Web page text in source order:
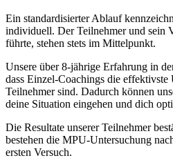
Ein standardisierter Ablauf
individuell. Der Teilnehmer und sein
führte, stehen stets im Mittelpunkt.
Unsere über 8-jährige Erfahrung in
dass Einzel-Coachings die effektivste
Teilnehmer sind. Dadurch können
deine Situation eingehen und dich
Die Resultate unserer Teilnehmer
bestehen die MPU-Untersuchung
ersten Versuch.